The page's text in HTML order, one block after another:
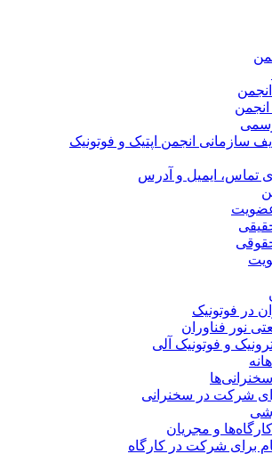
انجمن اپتیک و فوتونیک
ایمیل و آدرس
در فوتونیک
فناوران
و فوتونیک آلی
شرکت در سخنرانی
و مجریان
برای شرکت در کارگاه